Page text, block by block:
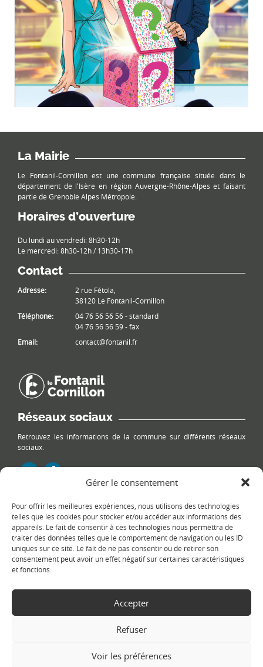
Gérer le consentement
Pour offrir les meilleures expériences, nous utilisons des technologies
telles que les cookies pour stocker et/ou accéder aux informations des
appareils. Le fait de consentir à ces technologies nous permettra de
traiter des données telles que le comportement de navigation ou les ID
uniques sur ce site. Le fait de ne pas consentir ou de retirer son
consentement peut avoir un effet négatif sur certaines caractéristiques
et fonctions.
Accepter
Refuser
Voir les préférences
La Mairie
Le Fontanil-Cornillon est une commune française située dans le
département de l'Isère en région Auvergne-Rhône-Alpes et faisant
partie de Grenoble Alpes Métropole.
Horaires d’ouverture
Du lundi au vendredi: 8h30-12h
Le mercredi: 8h30-12h / 13h30-17h
Contact
Adresse:
2 rue Fétola,
38120 Le Fontanil-Cornillon
Téléphone:
04 76 56 56 56 - standard
04 76 56 56 59 - fax
Email:
contact@fontanil.fr
Réseaux sociaux
Retrouvez les informations de la commune sur différents réseaux
sociaux.
Le plan du site
Copyright Ⓒ
Politique de
- Réalisation :Sukellos - Agence web WordPress -